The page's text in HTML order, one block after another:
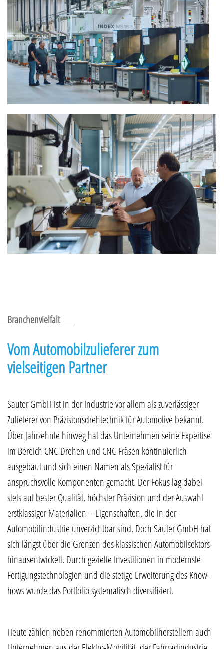
Branchenvielfalt
Vom Automobilzulieferer zum
vielseitigen Partner
Sauter GmbH ist in der Industrie vor allem als zuverlässiger
Zulieferer von Präzisionsdrehtechnik für Automotive bekannt.
Über Jahrzehnte hinweg hat das Unternehmen seine Expertise
im Bereich CNC-Drehen und CNC-Fräsen kontinuierlich
ausgebaut und sich einen Namen als Spezialist für
anspruchsvolle Komponenten gemacht. Der Fokus lag dabei
stets auf bester Qualität, höchster Präzision und der Auswahl
erstklassiger Materialien – Eigenschaften, die in der
Automobilindustrie unverzichtbar sind. Doch Sauter GmbH hat
sich längst über die Grenzen des klassischen Automobilsektors
hinausentwickelt. Durch gezielte Investitionen in modernste
Fertigungstechnologien und die stetige Erweiterung des Know-
hows wurde das Portfolio systematisch diversifiziert.
Heute zählen neben renommierten Automobilherstellern auch